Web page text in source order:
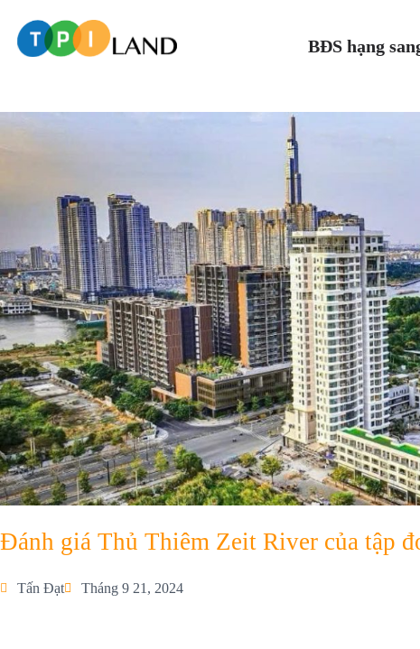
BĐS hạng
Đánh giá Thủ Thiêm Zeit River của tập
Tấn Đạt Tháng 9 21, 2024